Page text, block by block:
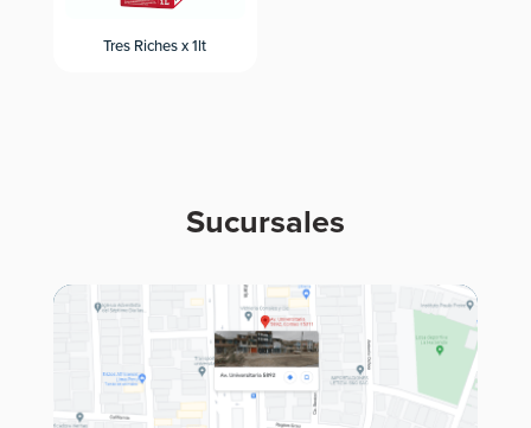
Tres Riches x 1lt
Sucursales